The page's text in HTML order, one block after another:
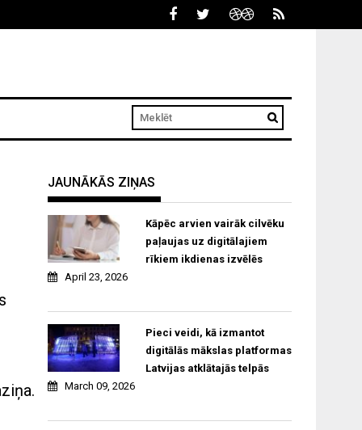
JAUNĀKĀS ZIŅAS
Kāpēc arvien vairāk cilvēku
paļaujas uz digitālajiem
rīkiem ikdienas izvēlēs
April 23, 2026
Pieci veidi, kā izmantot
digitālās mākslas platformas
Latvijas atklātajās telpās
March 09, 2026